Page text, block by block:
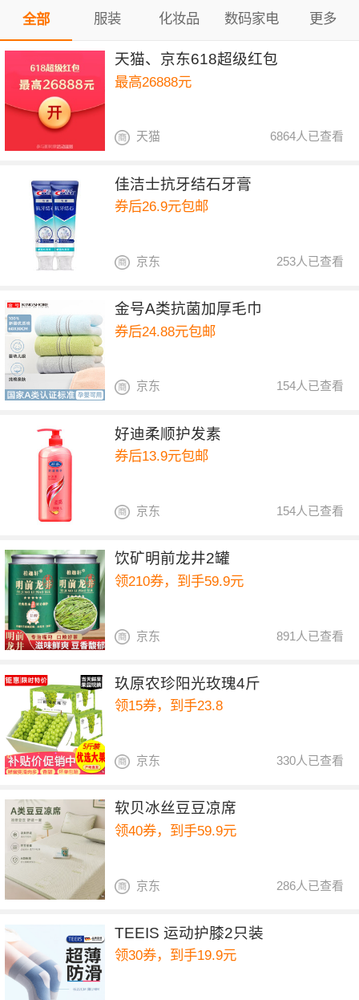
全部 服装 化妆品 数码家电 更多
天猫、京东618超级红包
最高26888元
6864人已查看
天猫
佳洁士抗牙结石牙膏
券后26.9元包邮
253人已查看
京东
金号A类抗菌加厚毛巾
券后24.88元包邮
154人已查看
京东
好迪柔顺护发素
券后13.9元包邮
154人已查看
京东
饮矿明前龙井2罐
领210券，到手59.9元
891人已查看
京东
玖原农珍阳光玫瑰4斤
领15券，到手23.8
330人已查看
京东
软贝冰丝豆豆凉席
领40券，到手59.9元
286人已查看
京东
TEEIS 运动护膝2只装
领30券，到手19.9元